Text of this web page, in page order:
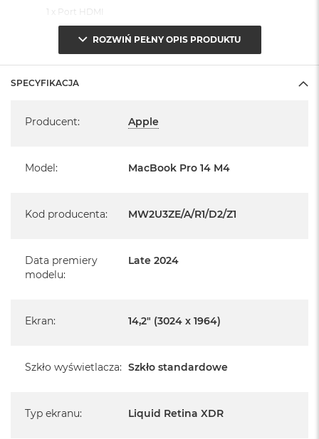
1 x Port HDMI
1 x Port MagSafe 3
1 x Gniazdo słuchawkowe 3,5 mm
- lub nowszy, z darmową aktualizacją.
Informacje o produkcie:
Pochodzi od polskiego, oficjalnego dystrybutora Apple.
Istnieje możliwość przedłużenia gwarancji producenta.
kontaktując się z naszym handlowcem.
ROZWIŃ PEŁNY OPIS PRODUKTU
SPECYFIKACJA
Producent: Apple
Model: MacBook Pro 14 M4
Kod producenta: MW2U3ZE/A/R1/D2/Z1
Data premiery
modelu:
Late 2024
Ekran: 14,2" (3024 x 1964)
Szkło wyświetlacza: Szkło standardowe
Typ ekranu: Liquid Retina XDR